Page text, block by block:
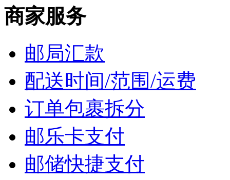
商家服务
邮局汇款
配送时间/范围/运费
订单包裹拆分
邮乐卡支付
邮储快捷支付